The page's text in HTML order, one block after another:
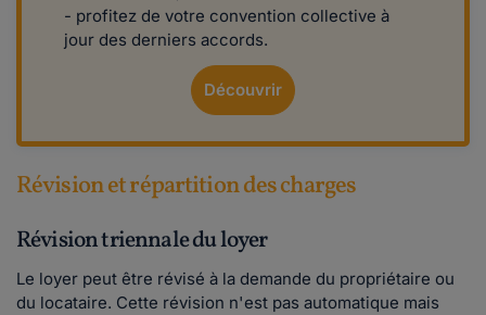
- profitez de votre convention collective à
jour des derniers accords.
Découvrir
Révision et répartition des charges
Révision triennale du loyer
Le loyer peut être révisé à la demande du propriétaire ou
du locataire. Cette révision n'est pas automatique mais